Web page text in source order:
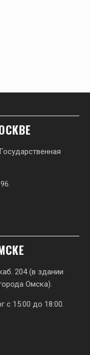
204 (в здании
Омска).
с 15:00 до 18:00.